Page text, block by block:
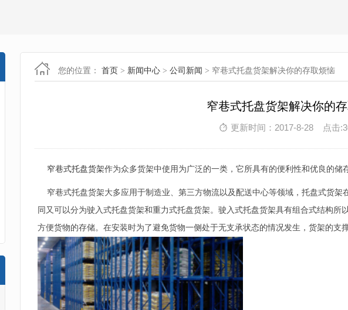
您的位置： 首页 > 新闻中心 > 公司新闻 > 窄巷式托盘货架解决你的存取烦恼
窄巷式托盘货架解决你的
更新时间：2017-8-28 点击
窄巷式托盘货架作为众多货架中使用为广泛的一类，它所具有的便利性和优良的储
窄巷式托盘货架大多应用于制造业、第三方物流以及配送中心等领域，托盘式货架
同又可以分为驶入式托盘货架和重力式托盘货架。驶入式托盘货架具有组合式结构
方便货物的存储。在安装时为了避免货物一侧处于无支承状态的情况发生，货架的支